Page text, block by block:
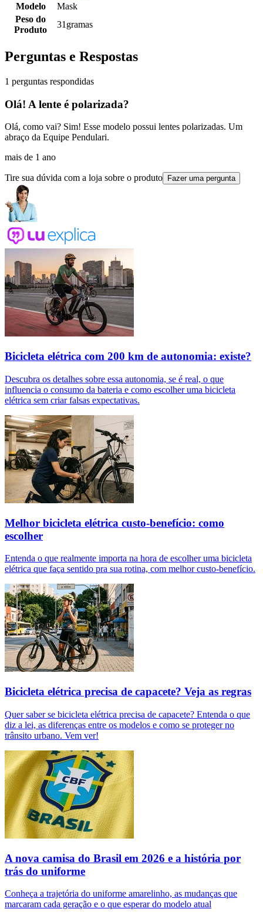
Modelo
Mask
Peso do
Produto
31gramas
Perguntas e Respostas
1 perguntas respondidas
Olá! A lente é polarizada?
Olá, como vai? Sim! Esse modelo possui lentes polarizadas. Um
abraço da Equipe Pendulari.
mais de 1 ano
Tire sua dúvida com a loja sobre o produto Fazer uma pergunta
Bicicleta elétrica com 200 km de autonomia: existe?
Descubra os detalhes sobre essa autonomia, se é real, o que
influencia o consumo da bateria e como escolher uma bicicleta
elétrica sem criar falsas expectativas.
Melhor bicicleta elétrica custo-benefício: como
escolher
Entenda o que realmente importa na hora de escolher uma bicicleta
elétrica que faça sentido pra sua rotina, com melhor custo-benefício.
Bicicleta elétrica precisa de capacete? Veja as regras
Quer saber se bicicleta elétrica precisa de capacete? Entenda o que
diz a lei, as diferenças entre os modelos e como se proteger no
trânsito urbano. Vem ver!
A nova camisa do Brasil em 2026 e a história por
trás do uniforme
Conheça a trajetória do uniforme amarelinho, as mudanças que
marcaram cada geração e o que esperar do modelo atual